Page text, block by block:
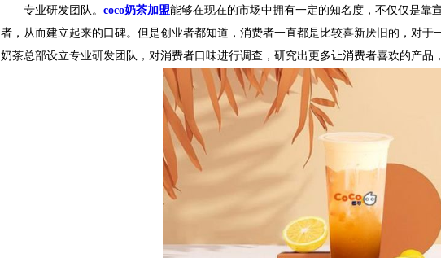
专业研发团队。 coco奶茶加盟能够在现在的市场中拥有一定的知名度，不仅仅是靠
者，从而建立起来的口碑。但是创业者都知道，消费者一直都是比较喜新厌旧的，对于
奶茶总部设立专业研发团队，对消费者口味进行调查，研究出更多让消费者喜欢的产品